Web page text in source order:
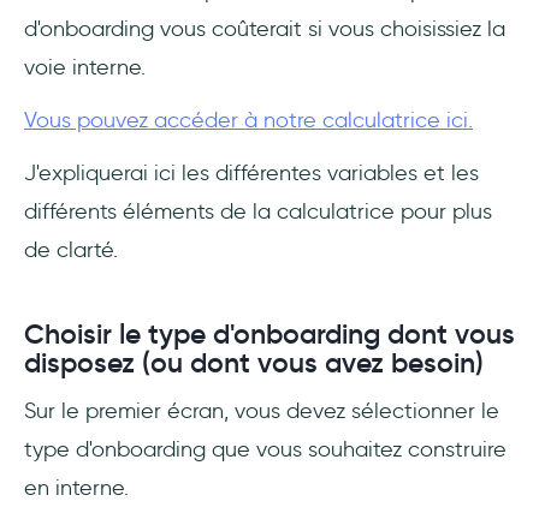
d'onboarding vous coûterait si vous choisissiez la
voie interne.
Vous pouvez accéder à notre calculatrice ici.
J'expliquerai ici les différentes variables et les
différents éléments de la calculatrice pour plus
de clarté.
Choisir le type d'onboarding dont vous
disposez (ou dont vous avez besoin)
Sur le premier écran, vous devez sélectionner le
type d'onboarding que vous souhaitez construire
en interne.